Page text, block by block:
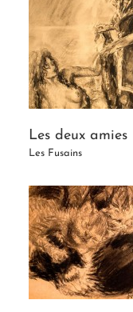
Les deux amies
Les Fusains